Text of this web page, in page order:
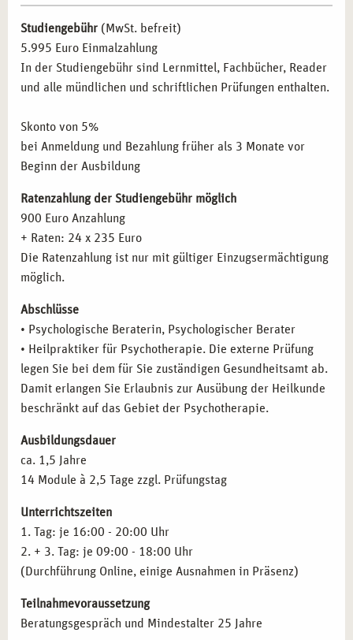
psychotherapeutische Methoden in ihre Arbeit
integrieren möchten.
Pädagogische Fachkräfte:
ihren Umgang mit psychischen Belastungen
professionalisieren wollen.
gründen möchten.
Quereinsteiger:Interessierte, die einen neuen
beruflichen Schwerpunkt im Gesundheitswesen suchen.
BERUFLICHE PERSPEKTIVEN NACH DER
AUSBILDUNG IN ESSEN
Nach Abschluss Ihrer Ausbildung stehen Ihnen in Essen
vielfältige Karrieremöglichkeiten offen. Nutzen Sie Ihre
Eigene Praxis: Flexibilität und Vielfalt durch
selbstbestimmtes Arbeiten in der psychologischen
Beratung.
Angestelltenverhältnisse:Mitarbeit in Therapiezentren,
sozialen Einrichtungen oder Rehabilitationskliniken.
und Seminaren zur mentalen Gesundheit.
Spezialisierung:
Kinder- und Jugendtherapie oder Verhaltenstherapie.
Lehrtätigkeit:Ausbildung angehender Heilpraktiker
und Weitergabe Ihres Wissens.
QUALIFIKATIONEN NACH IHRER AUSBILDUNG
Mit erfolgreichem Abschluss können Sie folgende
Therapierichtungen und Modelle
Psychoanalyse (Freud)
Analytische Psychologie (Jung)
Individualpsychologie (Adler)
Gesprächstherapie (Rogers)
Systemische Therapie
Gestalttherapie (Perls)
Transaktionsanalyse (Berne)
Körpertherapeutische Verfahren
Kreativtherapeutische Verfahren
Kinder- und Jugendtherapie
Psychopathologie: Psychische Störungen
Psychischer und psychopathologischer Befund
Organisch bedingte Störungen
Substanzinduzierte Störungen
Schizophrenien
Aﬀektive Störungen
Neurotische Störungen
Persönlichkeitsstörungen
Intelligenzminderung
Entwicklungsstörungen
Störungen in Kindheit und Jugend
Prüfungstraining für die amtsärztliche Überprüfung
Gesetzeskunde
Therapieanträge
Inhalte der Fortbildung
Studiengebühr (MwSt. befreit)
5.995 Euro Einmalzahlung
In der Studiengebühr sind Lernmittel, Fachbücher, Reader
und alle mündlichen und schriftlichen Prüfungen enthalten.
Skonto von 5%
bei Anmeldung und Bezahlung früher als 3 Monate vor
Beginn der Ausbildung
Ratenzahlung der Studiengebühr möglich
900 Euro Anzahlung
+ Raten: 24 x 235 Euro
Die Ratenzahlung ist nur mit gültiger Einzugsermächtigung
möglich.
Abschlüsse
• Psychologische Beraterin, Psychologischer Berater
• Heilpraktiker für Psychotherapie. Die externe Prüfung
legen Sie bei dem für Sie zuständigen Gesundheitsamt ab.
Damit erlangen Sie Erlaubnis zur Ausübung der Heilkunde
beschränkt auf das Gebiet der Psychotherapie.
Ausbildungsdauer
ca. 1,5 Jahre
14 Module à 2,5 Tage zzgl. Prüfungstag
Unterrichtszeiten
1. Tag: je 16:00 - 20:00 Uhr
2. + 3. Tag: je 09:00 - 18:00 Uhr
(Durchführung Online, einige Ausnahmen in Präsenz)
Teilnahmevoraussetzung
Beratungsgespräch und Mindestalter 25 Jahre